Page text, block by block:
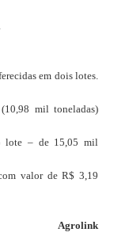
em dois lotes.
mil toneladas)
lote – de 15,05 mil
valor de R$ 3,19
Agrolink